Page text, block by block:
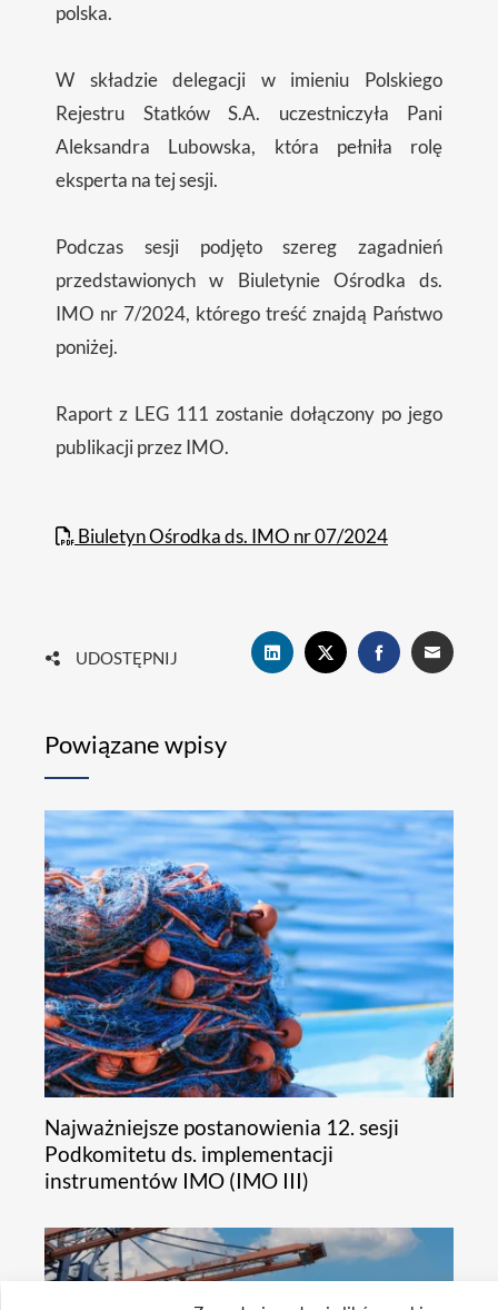
polska.
W składzie delegacji w imieniu Polskiego
Rejestru Statków S.A. uczestniczyła Pani
Aleksandra Lubowska, która pełniła rolę
eksperta na tej sesji.
Podczas sesji podjęto szereg zagadnień
przedstawionych w Biuletynie Ośrodka ds.
IMO nr 7/2024, którego treść znajdą Państwo
poniżej.
Raport z LEG 111 zostanie dołączony po jego
publikacji przez IMO.
Biuletyn Ośrodka ds. IMO nr 07/2024
UDOSTĘPNIJ
Powiązane wpisy
Najważniejsze postanowienia 12. sesji
Podkomitetu ds. implementacji
instrumentów IMO (IMO III)